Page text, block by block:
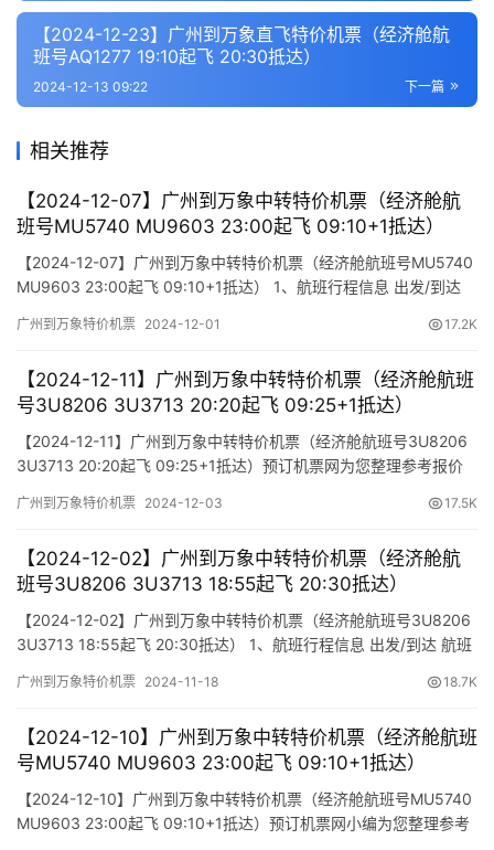
【2024-12-23】广州到万象直飞特价机票（经济舱航
班号AQ1277 19:10起飞 20:30抵达）
下一篇
2024-12-13 09:22
相关推荐
【2024-12-07】广州到万象中转特价机票（经济舱航
班号MU5740 MU9603 23:00起飞 09:10+1抵达）
【2024-12-07】广州到万象中转特价机票（经济舱航班号MU5740
MU9603 23:00起飞 09:10+1抵达） 1、航班行程信息 出发/到达
(Departure/Arrival) (Flight) (class) (Departure Time) (Arrival
广州到万象特价机票 2024-12-01 17.2K
【2024-12-11】广州到万象中转特价机票（经济舱航班
号3U8206 3U3713 20:20起飞 09:25+1抵达）
【2024-12-11】广州到万象中转特价机票（经济舱航班号3U8206
3U3713 20:20起飞 09:25+1抵达）预订机票网为您整理参考报价
认，请尽快通知我方操作占位，相关税费需以出票当天为准）
广州到万象特价机票 2024-12-03 17.5K
【2024-12-02】广州到万象中转特价机票（经济舱航
班号3U8206 3U3713 18:55起飞 20:30抵达）
【2024-12-02】广州到万象中转特价机票（经济舱航班号3U8206
3U3713 18:55起飞 20:30抵达） 1、航班行程信息 出发/到达 航班
(Flight) (class) (Departure Time) (Arrival Time) 出发(T…
广州到万象特价机票 2024-11-18 18.7K
【2024-12-10】广州到万象中转特价机票（经济舱航班
号MU5740 MU9603 23:00起飞 09:10+1抵达）
【2024-12-10】广州到万象中转特价机票（经济舱航班号MU5740
MU9603 23:00起飞 09:10+1抵达）预订机票网小编为您整理参考